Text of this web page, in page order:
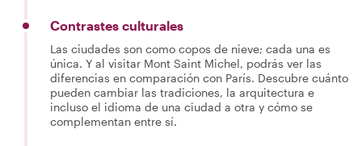
Contrastes culturales
Las ciudades son como copos de nieve; cada una es
única. Y al visitar Mont Saint Michel, podrás ver las
diferencias en comparación con París. Descubre cuánto
pueden cambiar las tradiciones, la arquitectura e
incluso el idioma de una ciudad a otra y cómo se
complementan entre sí.